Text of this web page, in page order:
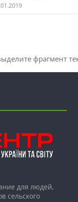
фрагмент
для людей,
сельского